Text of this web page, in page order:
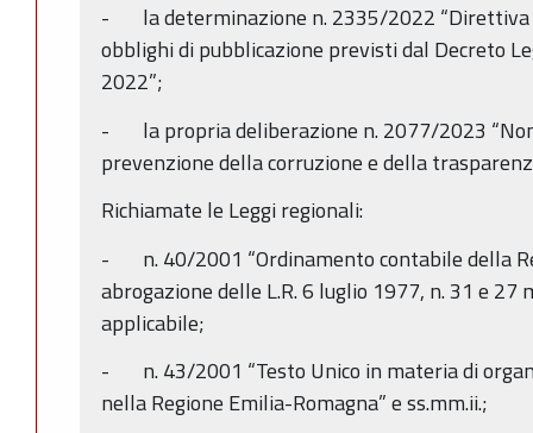
- la determinazione n. 2335/2022
obblighi di pubblicazione previsti dal Decreto
2022”;
- la propria deliberazione n. 2077/2023
prevenzione della corruzione e della
Richiamate le Leggi regionali:
- n. 40/2001 “Ordinamento contabile della
abrogazione delle L.R. 6 luglio 1977, n. 31 e 27
applicabile;
- n. 43/2001 “Testo Unico in materia di
nella Regione Emilia-Romagna” e ss.mm.ii.;